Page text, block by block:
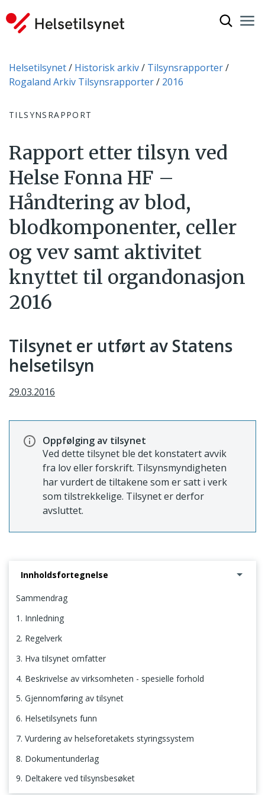
Du er her:
Helsetilsynet Historisk arkiv
Tilsynsrapporter
Rogaland Arkiv Tilsynsrapporter
2016
TILSYNSRAPPORT
Rapport etter tilsyn ved
Helse Fonna HF –
Håndtering av blod,
blodkomponenter, celler
og vev samt aktivitet
knyttet til organdonasjon
2016
Tilsynet er utført av Statens
helsetilsyn
29.03.2016
Oppfølging av tilsynet
Ved dette tilsynet ble det konstatert avvik
fra lov eller forskrift. Tilsynsmyndigheten
har vurdert de tiltakene som er satt i verk
som tilstrekkelige. Tilsynet er derfor
avsluttet.
Innholdsfortegnelse
Sammendrag
1. Innledning
2. Regelverk
3. Hva tilsynet omfatter
4. Beskrivelse av virksomheten - spesielle forhold
5. Gjennomføring av tilsynet
6. Helsetilsynets funn
7. Vurdering av helseforetakets styringssystem
8. Dokumentunderlag
9. Deltakere ved tilsynsbesøket